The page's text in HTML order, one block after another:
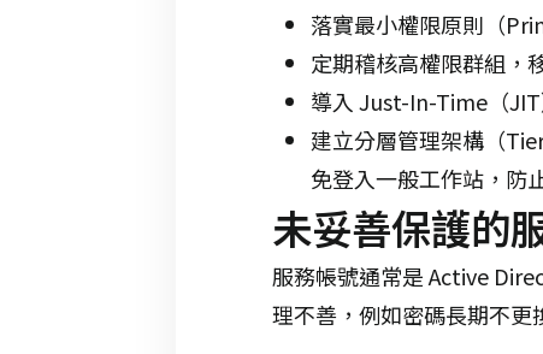
落實最小權限原則（
定期稽核高權限群組，
導入 Just-In-Time（
建立分層管理架構（
免登入一般工作站，防
未妥善保護的
服務帳號通常是 Active
理不善，例如密碼長期不更